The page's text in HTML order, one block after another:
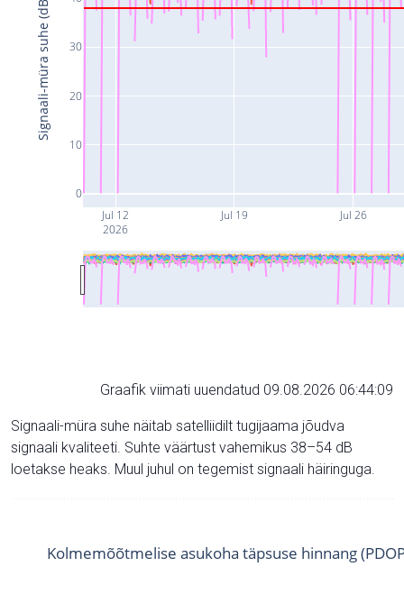
Jul 12
2026
Jul 19 Jul 26
0
10
20
30
Signaali-müra suhe (dB)
Graafik viimati uuendatud 09.08.2026 06:44:09
Signaali-müra suhe näitab satelliidilt tugijaama jõudva
signaali kvaliteeti. Suhte väärtust vahemikus 38–54 dB
loetakse heaks. Muul juhul on tegemist signaali häiringuga.
Kolmemõõtmelise asukoha täpsuse hinnang